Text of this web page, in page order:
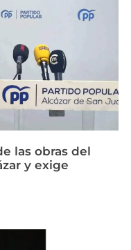
las obras del
y exige